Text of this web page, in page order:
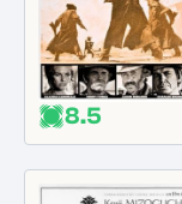
8.5